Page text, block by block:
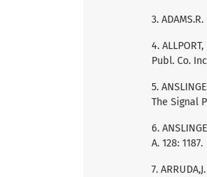
3.
4.
Publ. Co.
5.
The Signal
6.
A. 128: 1187.
7.